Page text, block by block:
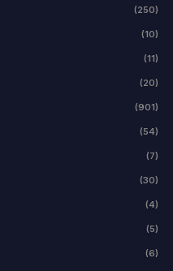
(250)
(10)
(11)
(20)
(901)
(54)
(7)
(30)
(4)
(5)
(6)